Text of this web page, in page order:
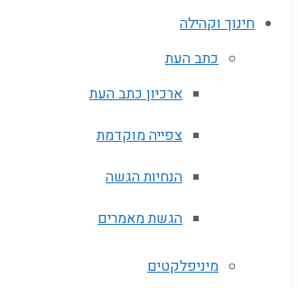
חינוך וקהילה
כתב העת
ארכיון כתב העת
צפייה מוקדמת
הנחיות הגשה
הגשת מאמרים
מיניפלקטים